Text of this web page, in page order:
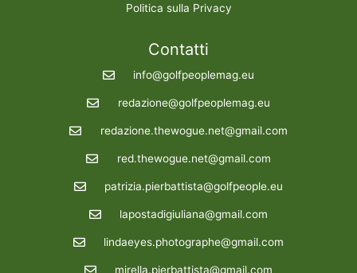
Politica sulla Privacy
Contatti
info@golfpeoplemag.eu
redazione@golfpeoplemag.eu
redazione.thewogue.net@gmail.com
red.thewogue.net@gmail.com
patrizia.pierbattista@golfpeople.eu
lapostadigiuliana@gmail.com
lindaeyes.photographe@gmail.com
mirella.pierbattista@gmail.com